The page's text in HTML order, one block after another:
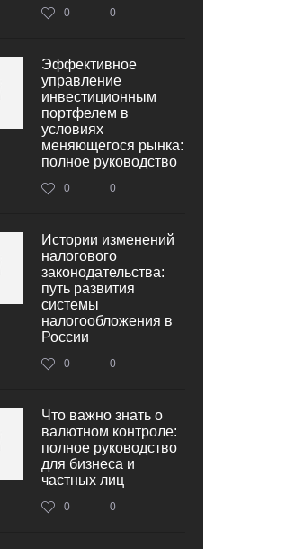
0 0
Эффективное
управление
инвестиционным
портфелем в
условиях
меняющегося рынка:
полное руководство
0 0
Истории изменений
налогового
законодательства:
путь развития
системы
налогообложения в
России
0 0
Что важно знать о
валютном контроле:
полное руководство
для бизнеса и
частных лиц
0 0